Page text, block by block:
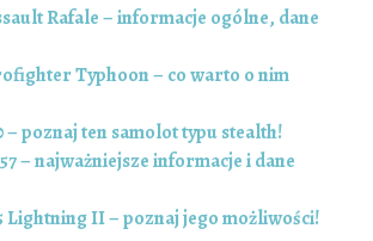
Rafale – informacje ogólne, dane
Typhoon – co warto o nim
– poznaj ten samolot typu stealth!
– najważniejsze informacje i dane
Lightning II – poznaj jego możliwości!